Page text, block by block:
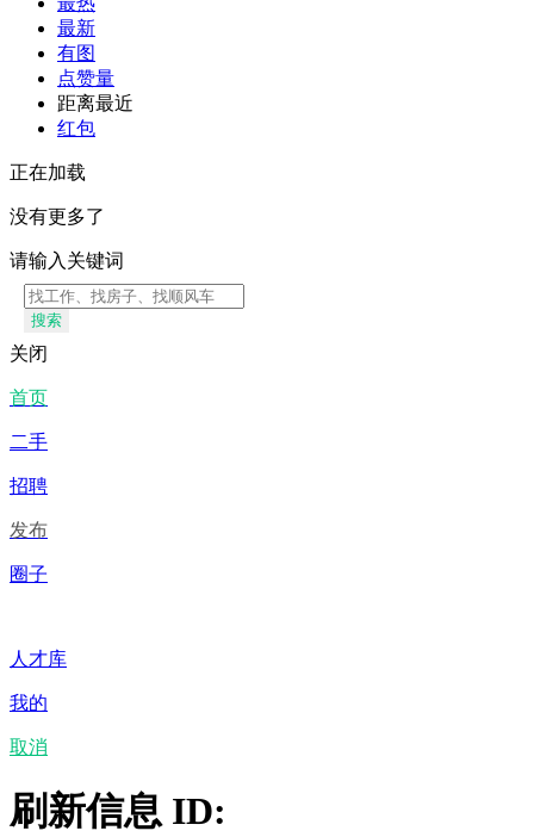
最新
有图
点赞量
距离最近
红包
正在加载
没有更多了
请输入关键词
搜索
关闭
首页
二手
招聘
发布
圈子
人才库
我的
取消
刷新信息 ID: